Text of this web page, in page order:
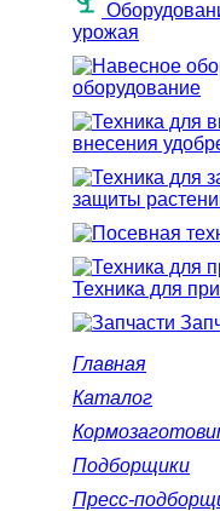
урожая
оборудование
внесения
защиты
Техника для
Главная
Каталог
Подборщики
Пресс-